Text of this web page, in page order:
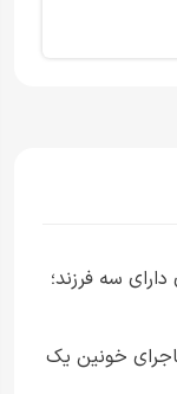
دارای سه فرزند؛
۱۲ بازداشتی؛ ماجرای خونین یک